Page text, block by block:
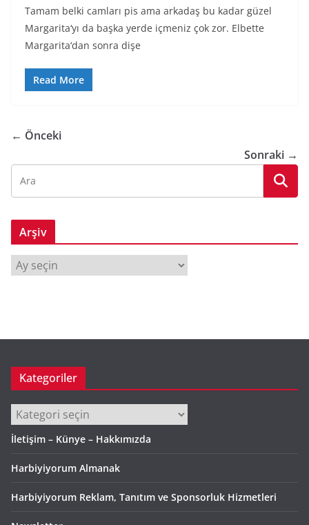
Tamam belki camları pis ama arkadaş bu kadar güzel
Margarita‘yı da başka yerde içmeniz çok zor. Elbette
Margarita‘dan sonra dişe
Read More
← Önceki
Sonraki →
Arşiv
Kategoriler
Kategoriler
İletişim – Künye – Hakkımızda
Harbiyiyorum Almanak
Harbiyiyorum Reklam, Tanıtım ve Sponsorluk Hizmetleri